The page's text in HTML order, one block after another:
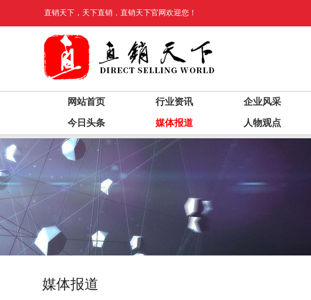
直销天下 ， 天下直销 ， 直销天下官网欢迎您！
网站首页 行业资讯 企业风采
今日头条 媒体报道 人物观点
媒体报道